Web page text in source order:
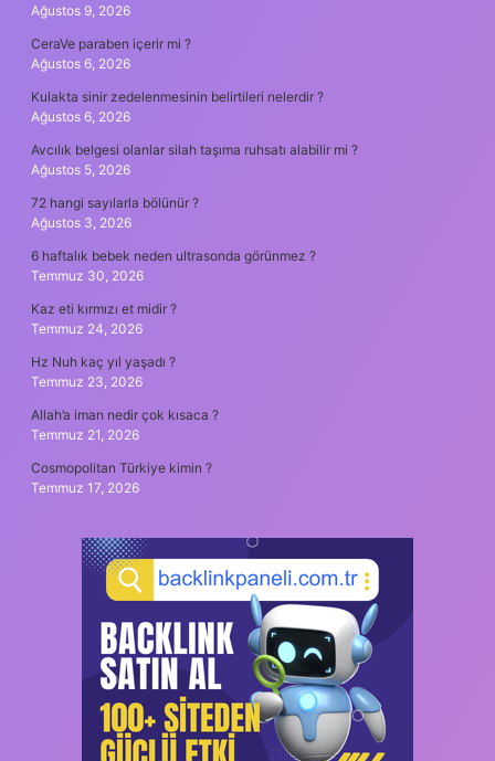
Ağustos 9, 2026
CeraVe paraben içerir mi ?
Ağustos 6, 2026
Kulakta sinir zedelenmesinin belirtileri nelerdir ?
Ağustos 6, 2026
Avcılık belgesi olanlar silah taşıma ruhsatı alabilir mi ?
Ağustos 5, 2026
72 hangi sayılarla bölünür ?
Ağustos 3, 2026
6 haftalık bebek neden ultrasonda görünmez ?
Temmuz 30, 2026
Kaz eti kırmızı et midir ?
Temmuz 24, 2026
Hz Nuh kaç yıl yaşadı ?
Temmuz 23, 2026
Allah’a iman nedir çok kısaca ?
Temmuz 21, 2026
Cosmopolitan Türkiye kimin ?
Temmuz 17, 2026